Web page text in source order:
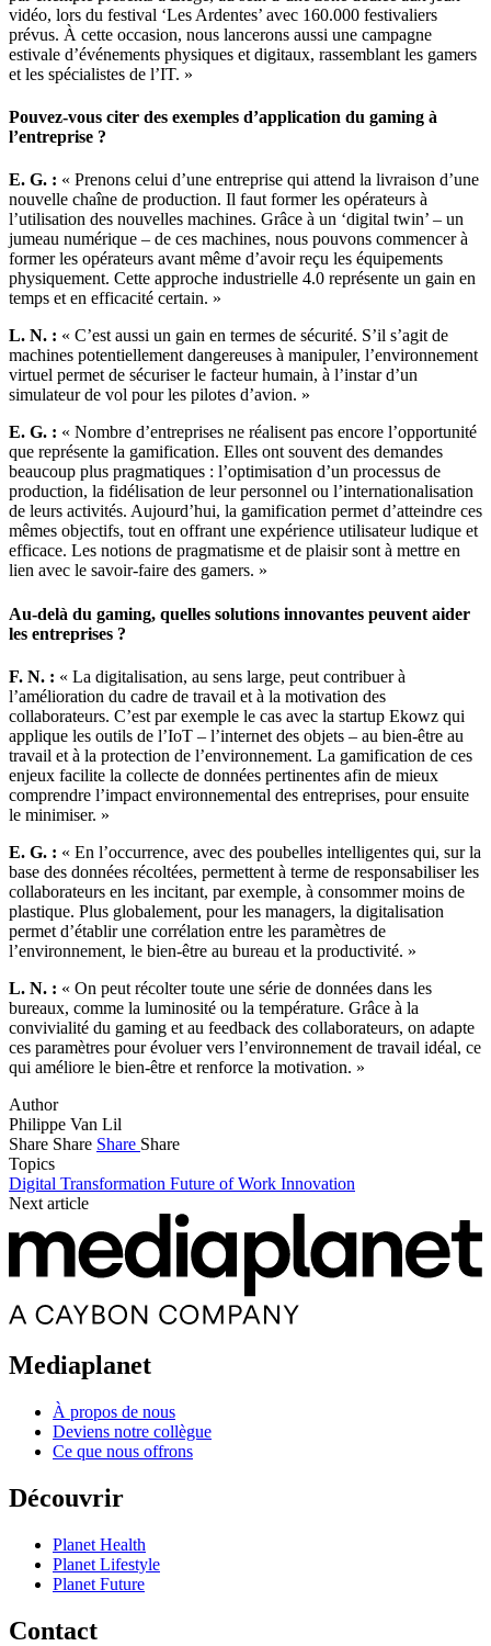
vidéo, lors du festival ‘Les Ardentes’ avec 160.000 festivaliers
prévus. À cette occasion, nous lancerons aussi une campagne
estivale d’événements physiques et digitaux, rassemblant les gamers
et les spécialistes de l’IT. »
Pouvez-vous citer des exemples d’application du gaming à
l’entreprise ?
E. G. : « Prenons celui d’une entreprise qui attend la livraison d’une
nouvelle chaîne de production. Il faut former les opérateurs à
l’utilisation des nouvelles machines. Grâce à un ‘digital twin’ – un
jumeau numérique – de ces machines, nous pouvons commencer à
former les opérateurs avant même d’avoir reçu les équipements
physiquement. Cette approche industrielle 4.0 représente un gain en
temps et en efficacité certain. »
L. N. : « C’est aussi un gain en termes de sécurité. S’il s’agit de
machines potentiellement dangereuses à manipuler, l’environnement
virtuel permet de sécuriser le facteur humain, à l’instar d’un
simulateur de vol pour les pilotes d’avion. »
E. G. : « Nombre d’entreprises ne réalisent pas encore l’opportunité
que représente la gamification. Elles ont souvent des demandes
beaucoup plus pragmatiques : l’optimisation d’un processus de
production, la fidélisation de leur personnel ou l’internationalisation
de leurs activités. Aujourd’hui, la gamification permet d’atteindre ces
mêmes objectifs, tout en offrant une expérience utilisateur ludique et
efficace. Les notions de pragmatisme et de plaisir sont à mettre en
lien avec le savoir-faire des gamers. »
Au-delà du gaming, quelles solutions innovantes peuvent aider
les entreprises ?
F. N. : « La digitalisation, au sens large, peut contribuer à
l’amélioration du cadre de travail et à la motivation des
collaborateurs. C’est par exemple le cas avec la startup Ekowz qui
applique les outils de l’IoT – l’internet des objets – au bien-être au
travail et à la protection de l’environnement. La gamification de ces
enjeux facilite la collecte de données pertinentes afin de mieux
comprendre l’impact environnemental des entreprises, pour ensuite
le minimiser. »
E. G. : « En l’occurrence, avec des poubelles intelligentes qui, sur la
base des données récoltées, permettent à terme de responsabiliser les
collaborateurs en les incitant, par exemple, à consommer moins de
plastique. Plus globalement, pour les managers, la digitalisation
permet d’établir une corrélation entre les paramètres de
l’environnement, le bien-être au bureau et la productivité. »
L. N. : « On peut récolter toute une série de données dans les
bureaux, comme la luminosité ou la température. Grâce à la
convivialité du gaming et au feedback des collaborateurs, on adapte
ces paramètres pour évoluer vers l’environnement de travail idéal, ce
qui améliore le bien-être et renforce la motivation. »
Author
Philippe Van Lil
Share Share Share Share
Topics
Digital Transformation Future of Work Innovation
Next article
Mediaplanet
À propos de nous
Deviens notre collègue
Ce que nous offrons
Découvrir
Planet Health
Planet Lifestyle
Planet Future
Contact